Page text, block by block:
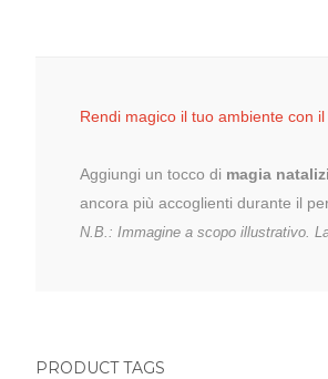
Rendi magico il tuo ambiente con il
Aggiungi un tocco di magia
ancora più accoglienti durante il
N.B.: Immagine a scopo illustrativo.
PRODUCT TAGS